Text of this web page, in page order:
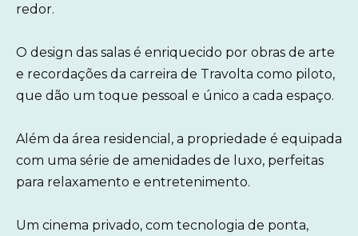
redor.
O design das salas é enriquecido por obras de arte
e recordações da carreira de Travolta como piloto,
que dão um toque pessoal e único a cada espaço.
Além da área residencial, a propriedade é equipada
com uma série de amenidades de luxo, perfeitas
para relaxamento e entretenimento.
Um cinema privado, com tecnologia de ponta,